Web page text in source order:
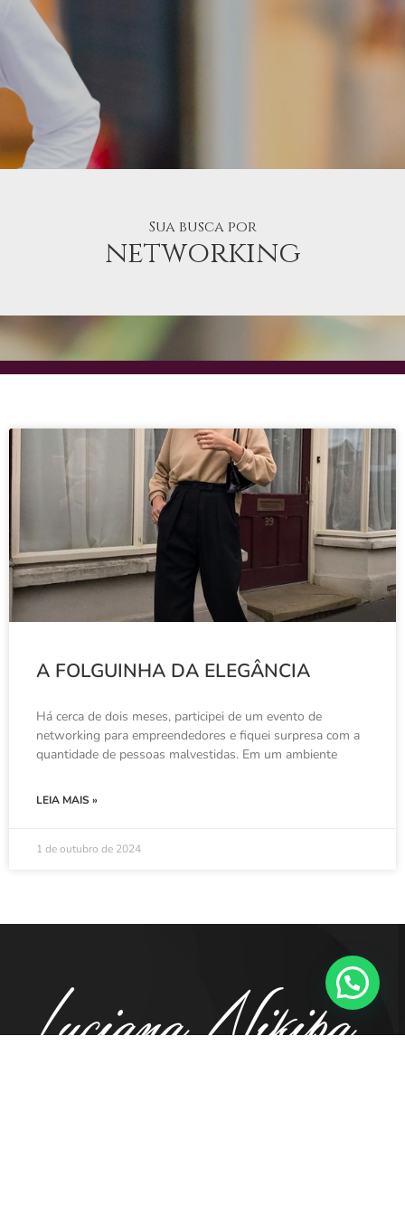
Sua busca por
networking
A FOLGUINHA DA ELEGÂNCIA
Há cerca de dois meses, participei de um evento de
networking para empreendedores e fiquei surpresa com a
quantidade de pessoas malvestidas. Em um ambiente
LEIA MAIS »
1 de outubro de 2024